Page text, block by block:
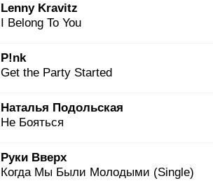
Lenny Kravitz
I Belong To You
P!nk
Get the Party Started
Наталья Подольская
Не Бояться
Руки Вверх
Когда Мы Были Молодыми (Single)